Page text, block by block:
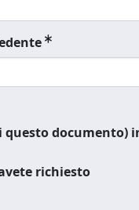
documento)
richiesto